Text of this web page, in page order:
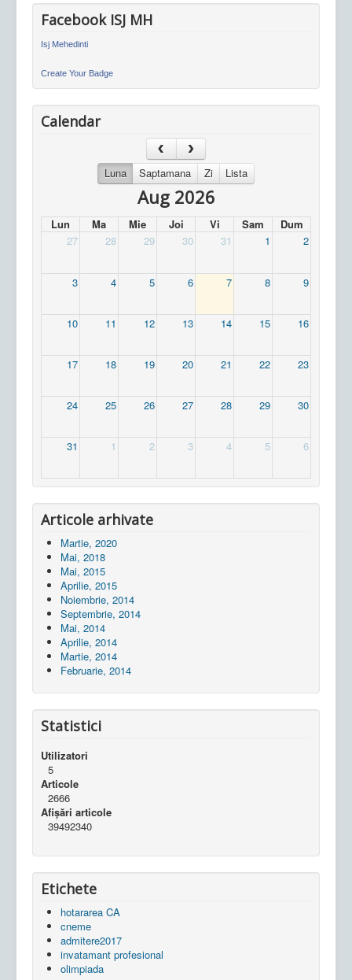
Facebook ISJ MH
Isj Mehedinti
Create Your Badge
Calendar
Luna Saptamana Zi Lista
Aug 2026
Lun Ma Mie Joi Vi Sam
Dum
27
28 29 30 31 1 2
3 4 5 6 7 8 9
10 11 12 13 14 15 16
17 18 19 20 21 22 23
24 25 26 27 28 29 30
31 1 2 3 4 5 6
Articole arhivate
Martie, 2020
Mai, 2018
Mai, 2015
Aprilie, 2015
Noiembrie, 2014
Septembrie, 2014
Mai, 2014
Aprilie, 2014
Martie, 2014
Februarie, 2014
Statistici
Utilizatori
5
Articole
2666
Afișări articole
39492340
Etichete
hotararea CA
cneme
admitere2017
invatamant profesional
olimpiada